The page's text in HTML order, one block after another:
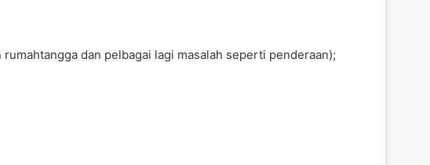
dan pelbagai lagi masalah seperti penderaan);